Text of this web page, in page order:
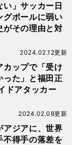
い」サッカー日
グボールに弱い
その理由と対
カップで「受け
った」と福田正
ドアタッカー
2024.02.12更新
アジアに、世界
得手の落差を
2024.02.08更新